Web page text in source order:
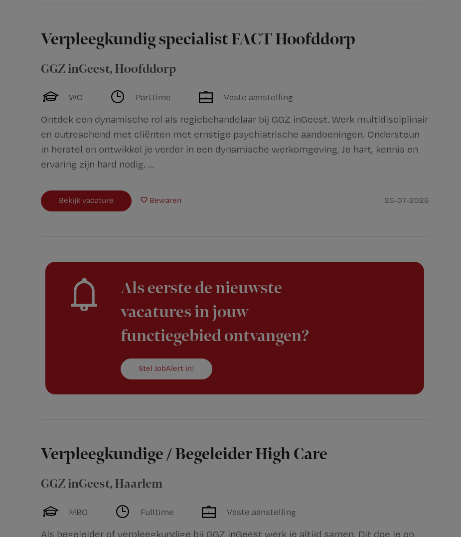
Verpleegkundig specialist FACT Hoofddorp
GGZ inGeest, Hoofddorp
WO Parttime Vaste aanstelling
Ontdek een dynamische rol als regiebehandelaar bij GGZ inGeest. Werk multidisciplinair
en outreachend met cliënten met ernstige psychiatrische aandoeningen. Ondersteun
in herstel en ontwikkel je verder in een dynamische werkomgeving. Je hart, kennis en
ervaring zijn hard nodig. ...
Bekijk vacature Bewaren 26-07-2026
Als eerste de nieuwste
vacatures in jouw
functiegebied ontvangen?
Stel JobAlert in!
Verpleegkundige / Begeleider High Care
GGZ inGeest, Haarlem
MBO Fulltime Vaste aanstelling
Als begeleider of verpleegkundige bij GGZ inGeest werk je altijd samen. Dit doe je op